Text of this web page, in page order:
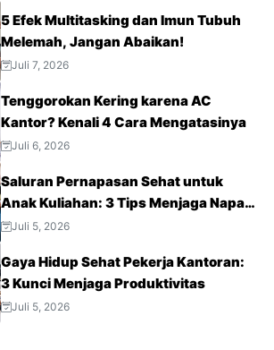
5 Efek Multitasking dan Imun Tubuh
Melemah, Jangan Abaikan!
Juli 7, 2026
Tenggorokan Kering karena AC
Kantor? Kenali 4 Cara Mengatasinya
Juli 6, 2026
Saluran Pernapasan Sehat untuk
Anak Kuliahan: 3 Tips Menjaga Napas
Tetap Optimal di Tengah Aktivitas
Juli 5, 2026
Gaya Hidup Sehat Pekerja Kantoran:
3 Kunci Menjaga Produktivitas
Juli 5, 2026